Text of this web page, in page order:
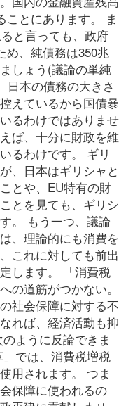
ことにあります。 ま
と言っても、政府
め、純債務は350兆
しょう(議論の単純
日本の債務の大きさ
えているから国債暴
るわけではありませ
ば、十分に財政を維
るわけです。 ギリ
、日本はギリシャと
とや、EU特有の財
とを見ても、ギリシ
。 もう一つ、議論
、理論的にも消費を
これに対しても前出
します。 「消費税
の道筋がつかない。
社会保障に対する不
れば、経済活動も抑
ように反論できま
では、消費税増税
用されます。 つま
保障に使われるの